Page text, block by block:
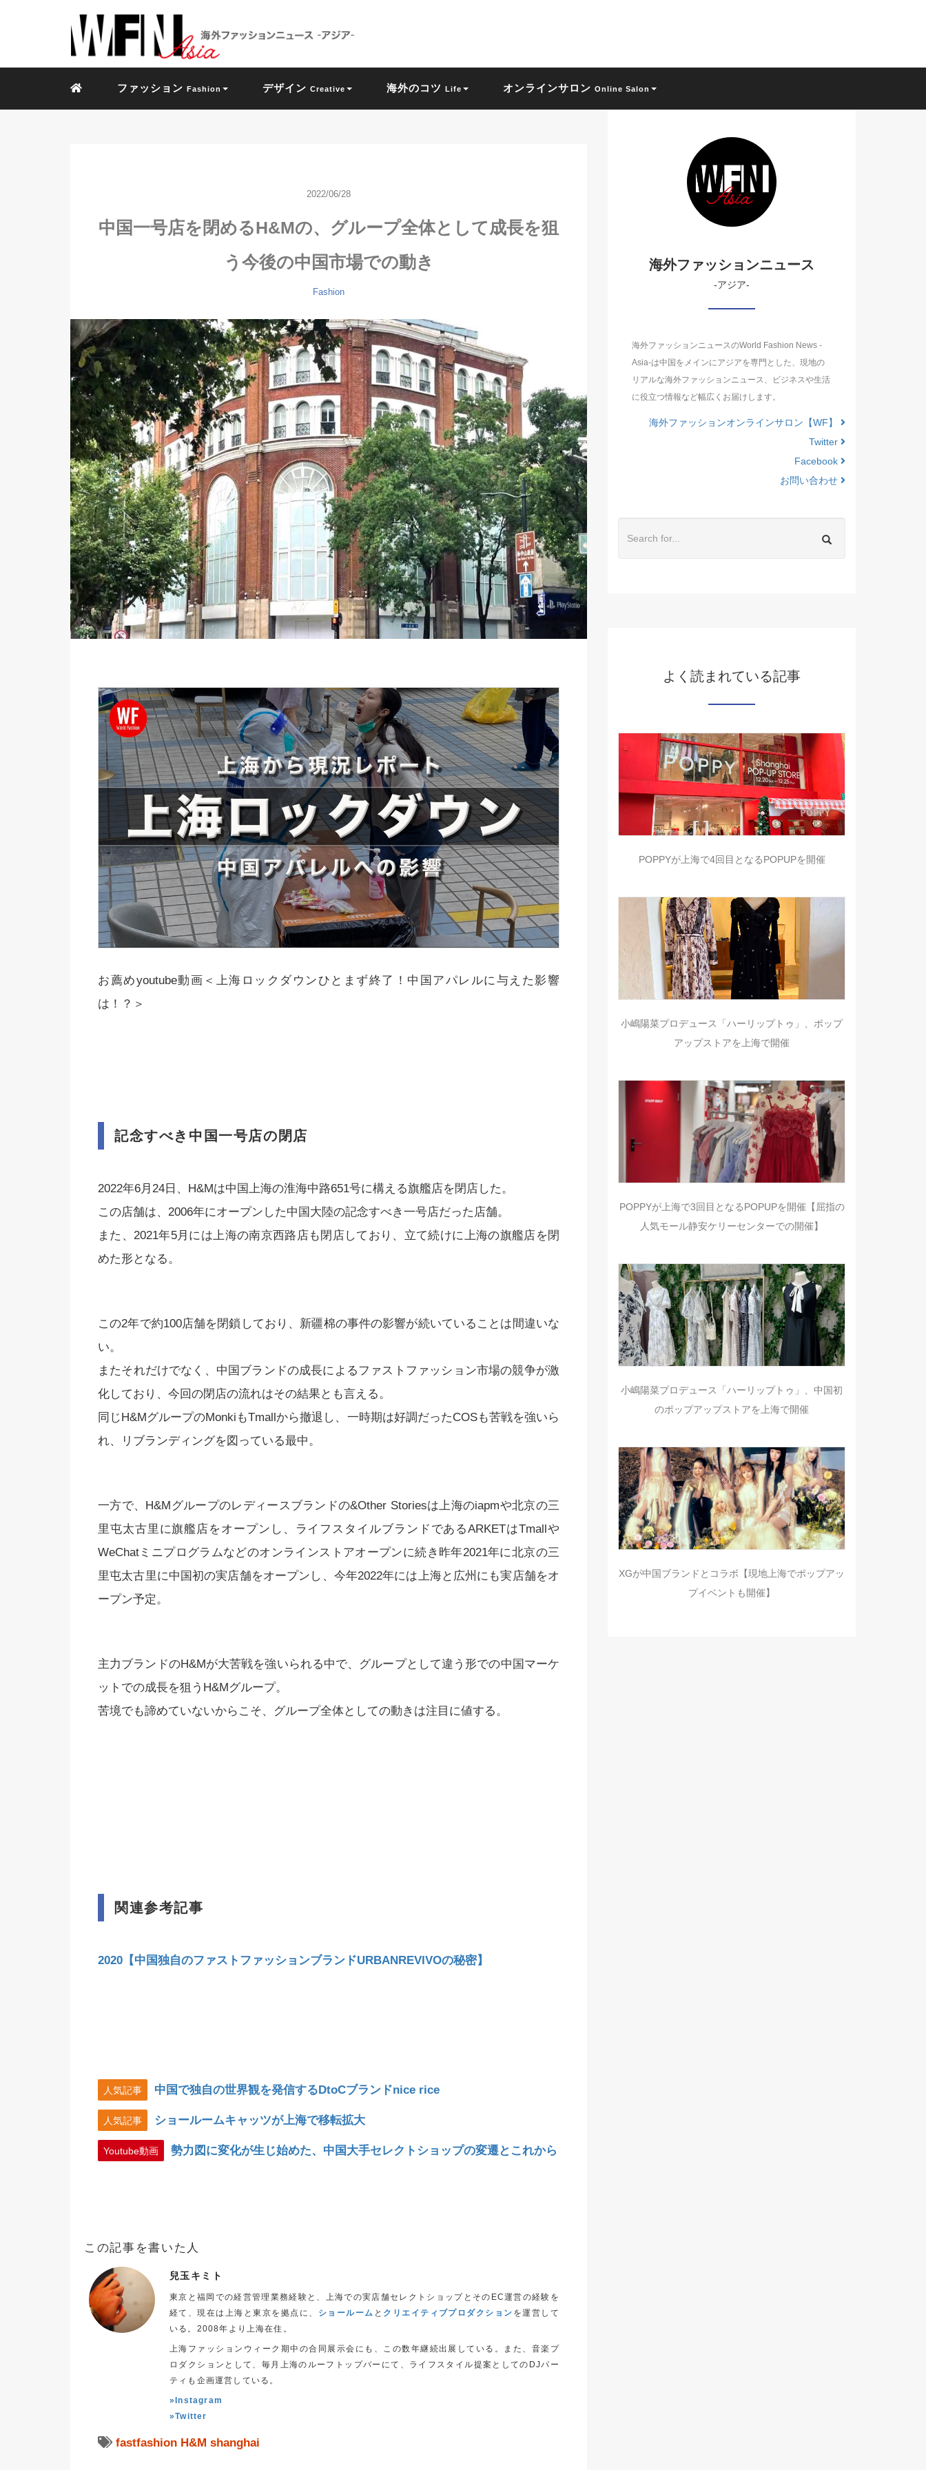
ファッション Fashion デザイン Creative 海外のコツ Life オンラインサロン Online Salon
2022/06/28
中国一号店を閉めるH&Mの、グループ全体として成長を狙
う今後の中国市場での動き
Fashion
お薦めyoutube動画＜上海ロックダウンひとまず終了！中国アパレルに与えた影響
は！？＞
記念すべき中国一号店の閉店
2022年6月24日、H&Mは中国上海の淮海中路651号に構える旗艦店を閉店した。
この店舗は、2006年にオープンした中国大陸の記念すべき一号店だった店舗。
また、2021年5月には上海の南京西路店も閉店しており、立て続けに上海の旗艦店を閉
めた形となる。
この2年で約100店舗を閉鎖しており、新疆棉の事件の影響が続いていることは間違いな
い。
またそれだけでなく、中国ブランドの成長によるファストファッション市場の競争が激
化しており、今回の閉店の流れはその結果とも言える。
同じH&MグループのMonkiもTmallから撤退し、一時期は好調だったCOSも苦戦を強いら
れ、リブランディングを図っている最中。
一方で、H&Mグループのレディースブランドの&Other Storiesは上海のiapmや北京の三
里屯太古里に旗艦店をオープンし、ライフスタイルブランドであるARKETはTmallや
WeChatミニプログラムなどのオンラインストアオープンに続き昨年2021年に北京の三
里屯太古里に中国初の実店舗をオープンし、今年2022年には上海と広州にも実店舗をオ
ープン予定。
主力ブランドのH&Mが大苦戦を強いられる中で、グループとして違う形での中国マーケ
ットでの成長を狙うH&Mグループ。
苦境でも諦めていないからこそ、グループ全体としての動きは注目に値する。
関連参考記事
2020【中国独自のファストファッションブランドURBANREVIVOの秘密】
人気記事 中国で独自の世界観を発信するDtoCブランドnice rice
人気記事 ショールームキャッツが上海で移転拡大
Youtube動画 勢力図に変化が生じ始めた、中国大手セレクトショップの変遷とこれから
この記事を書いた人
兒玉キミト
東京と福岡での経営管理業務経験と、上海での実店舗セレクトショップとそのEC運営の経験を
経て、現在は上海と東京を拠点に、 ショールーム と クリエイティブプロダクション を運営して
いる。2008年より上海在住。
上海ファッションウィーク期中の合同展示会にも、この数年継続出展している。また、音楽プ
ロダクションとして、毎月上海のルーフトップバーにて、ライフスタイル提案としてのDJパー
ティも企画運営している。
»Instagram
»Twitter
fastfashion H&M shanghai
海外ファッションニュース
-アジア-
海外ファッションニュースのWorld Fashion News -
Asia-は中国をメインにアジアを専門とした、現地の
リアルな海外ファッションニュース、ビジネスや生活
に役立つ情報など幅広くお届けします。
海外ファッションオンラインサロン【WF】
Twitter
Facebook
お問い合わせ
よく読まれている記事
POPPYが上海で4回目となるPOPUPを開催
小嶋陽菜プロデュース「ハーリップトゥ」、ポップ
アップストアを上海で開催
POPPYが上海で3回目となるPOPUPを開催【屈指の
人気モール静安ケリーセンターでの開催】
小嶋陽菜プロデュース「ハーリップトゥ」、中国初
のポップアップストアを上海で開催
XGが中国ブランドとコラボ【現地上海でポップアッ
プイベントも開催】